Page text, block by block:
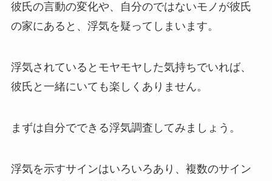
彼氏の言動の変化や、自分のではないモノが彼氏
の家にあると、浮気を疑ってしまいます。
浮気されているとモヤモヤした気持ちでいれば、
彼氏と一緒にいても楽しくありません。
まずは自分でできる浮気調査してみましょう。
浮気を示すサインはいろいろあり、複数のサイン